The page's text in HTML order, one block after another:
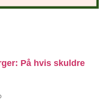
På hvis skuldre